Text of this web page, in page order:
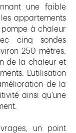
une faible
appartements
pompe à chaleur
cinq sondes
250 mètres.
de la chaleur et
L’utilisation
de la
ainsi qu’une
un point